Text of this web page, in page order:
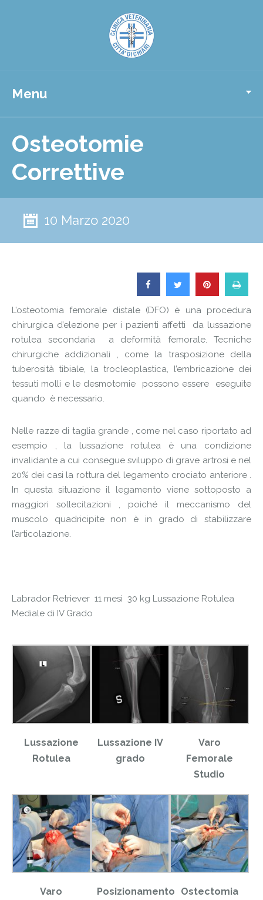
Menu
Osteotomie
Correttive
10 Marzo 2020
L’osteotomia femorale distale (DFO) è una procedura
chirurgica d’elezione per i pazienti affetti da lussazione
rotulea secondaria a deformità femorale. Tecniche
chirurgiche addizionali , come la trasposizione della
tuberosità tibiale, la trocleoplastica, l’embricazione dei
tessuti molli e le desmotomie possono essere eseguite
quando è necessario.
Nelle razze di taglia grande , come nel caso riportato ad
esempio , la lussazione rotulea è una condizione
invalidante a cui consegue sviluppo di grave artrosi e nel
20% dei casi la rottura del legamento crociato anteriore .
In questa situazione il legamento viene sottoposto a
maggiori sollecitazioni , poiché il meccanismo del
muscolo quadricipite non è in grado di stabilizzare
l’articolazione.
Labrador Retriever 11 mesi 30 kg Lussazione Rotulea
Mediale di IV Grado
Lussazione
Rotulea
Lussazione IV
grado
Varo
Femorale
Studio
Varo
Posizionamento
Ostectomia